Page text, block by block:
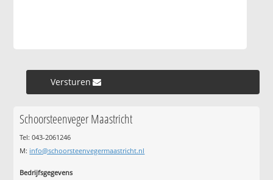
Versturen »
Schoorsteenveger Maastricht
Tel: 043-2061246
M: info@schoorsteenvegermaastricht.nl
Bedrijfsgegevens